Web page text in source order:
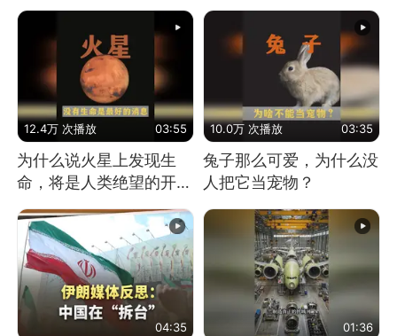
12.4万 次播放 03:55
为什么说火星上发现生
命，将是人类绝望的开
始？
10.0万 次播放 03:35
兔子那么可爱，为什么没
人把它当宠物？
04:35 01:36